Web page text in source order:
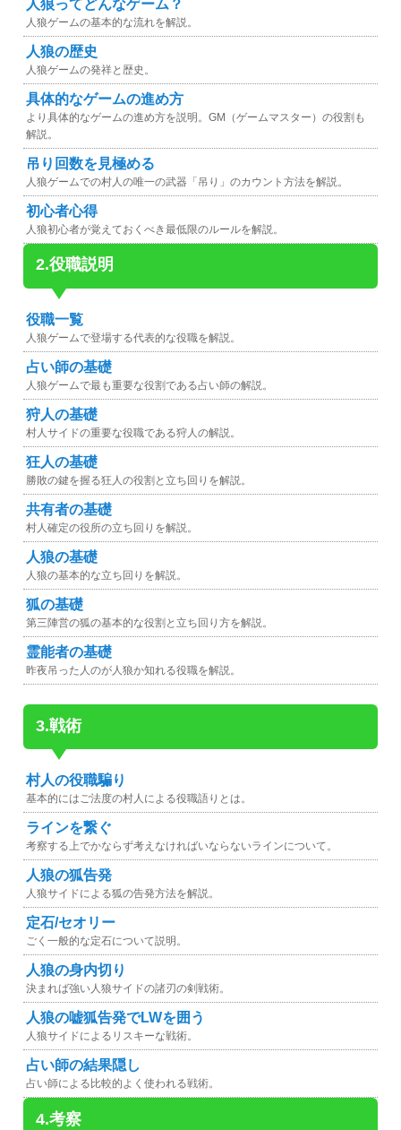
人狼ってどんなゲーム？
人狼ゲームの基本的な流れを解説。
人狼の歴史
人狼ゲームの発祥と歴史。
具体的なゲームの進め方
より具体的なゲームの進め方を説明。GM（ゲームマスター）の役割も
解説。
吊り回数を見極める
人狼ゲームでの村人の唯一の武器「吊り」のカウント方法を解説。
初心者心得
人狼初心者が覚えておくべき最低限のルールを解説。
2.役職説明
役職一覧
人狼ゲームで登場する代表的な役職を解説。
占い師の基礎
人狼ゲームで最も重要な役割である占い師の解説。
狩人の基礎
村人サイドの重要な役職である狩人の解説。
狂人の基礎
勝敗の鍵を握る狂人の役割と立ち回りを解説。
共有者の基礎
村人確定の役所の立ち回りを解説。
人狼の基礎
人狼の基本的な立ち回りを解説。
狐の基礎
第三陣営の狐の基本的な役割と立ち回り方を解説。
霊能者の基礎
昨夜吊った人のが人狼か知れる役職を解説。
3.戦術
村人の役職騙り
基本的にはご法度の村人による役職語りとは。
ラインを繋ぐ
考察する上でかならず考えなければいならないラインについて。
人狼の狐告発
人狼サイドによる狐の告発方法を解説。
定石/セオリー
ごく一般的な定石について説明。
人狼の身内切り
決まれば強い人狼サイドの諸刃の剣戦術。
人狼の嘘狐告発でLWを囲う
人狼サイドによるリスキーな戦術。
占い師の結果隠し
占い師による比較的よく使われる戦術。
4.考察